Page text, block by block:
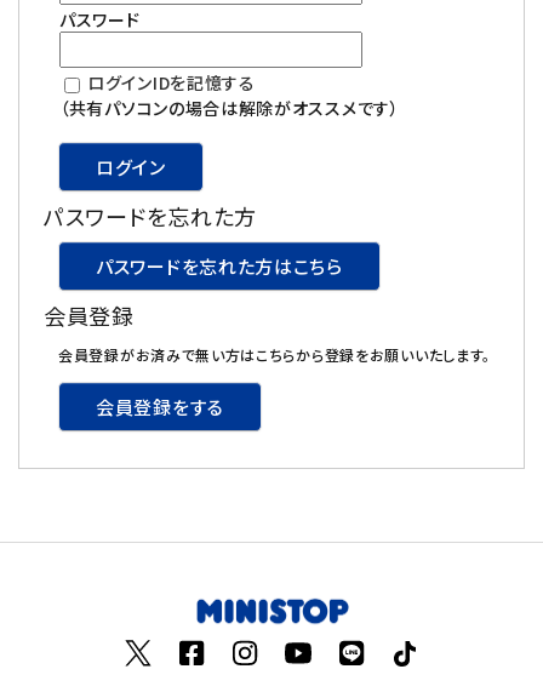
冷凍食品
スイーツ
お菓子
酒類
日用品
ギフト
パスワード
ログインIDを記憶する
（共有パソコンの場合は解除がオススメです）
ログイン
パスワードを忘れた方
パスワードを忘れた方はこちら
会員登録
会員登録がお済みで無い方はこちらから登録をお願いいたします。
会員登録をする